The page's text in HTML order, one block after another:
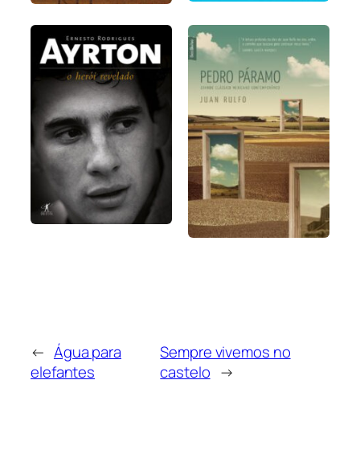
← Água para
elefantes
Sempre vivemos no
castelo →